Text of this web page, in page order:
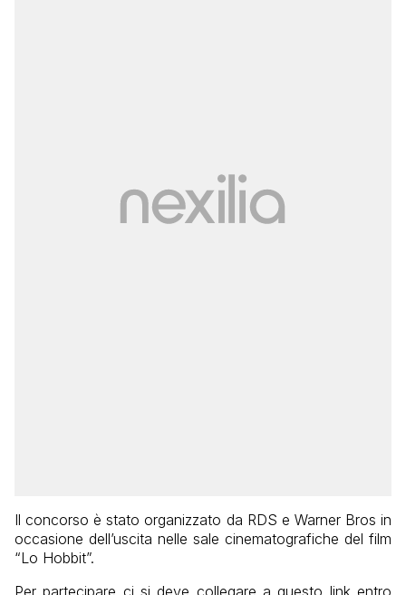
Il concorso è stato organizzato da RDS e Warner Bros in
occasione dell’uscita nelle sale cinematografiche del film
“Lo Hobbit”.
Per partecipare ci si deve collegare a questo link entro